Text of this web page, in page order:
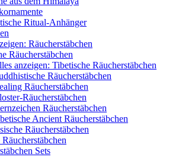
Ritual-Anhänger
Räucherstäbchen
Räucherstäbchen
anzeigen: Tibetische Räucherstäbchen
Räucherstäbchen
Räucherstäbchen
Räucherstäbchen
Räucherstäbchen
Ancient Räucherstäbchen
Räucherstäbchen
Sets